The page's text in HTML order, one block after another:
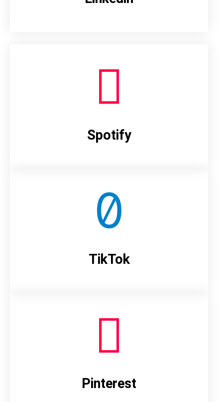
Spotify
TikTok
Pinterest